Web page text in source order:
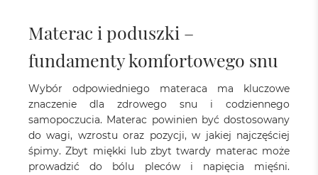
Materac i poduszki –
fundamenty komfortowego snu
Wybór odpowiedniego materaca ma kluczowe
znaczenie dla zdrowego snu i codziennego
samopoczucia. Materac powinien być dostosowany
do wagi, wzrostu oraz pozycji, w jakiej najczęściej
śpimy. Zbyt miękki lub zbyt twardy materac może
prowadzić do bólu pleców i napięcia mięśni.